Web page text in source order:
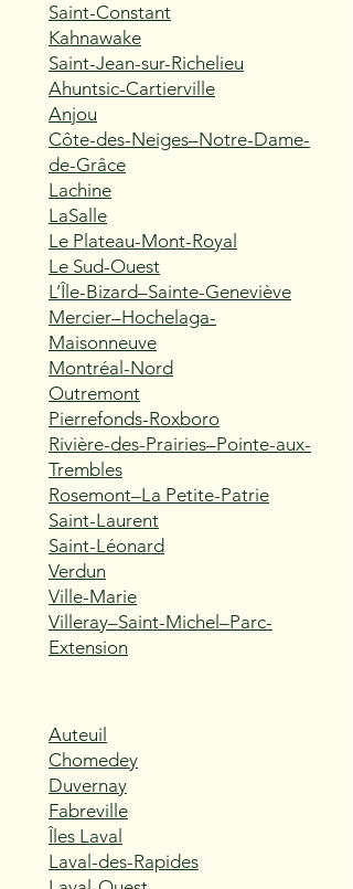
Saint-Constant
Kahnawake
Saint-Jean-sur-Richelieu
Ahuntsic-Cartierville
Anjou
Côte-des-Neiges–Notre-Dame-
de-Grâce
Lachine
LaSalle
Le Plateau-Mont-Royal
Le Sud-Ouest
L’Île-Bizard–Sainte-Geneviève
Mercier–Hochelaga-
Maisonneuve
Montréal-Nord
Outremont
Pierrefonds-Roxboro
Rivière-des-Prairies–Pointe-aux-
Trembles
Rosemont–La Petite-Patrie
Saint-Laurent
Saint-Léonard
Verdun
Ville-Marie
Villeray–Saint-Michel–Parc-
Extension
Auteuil
Chomedey
Duvernay
Fabreville
Îles Laval
Laval-des-Rapides